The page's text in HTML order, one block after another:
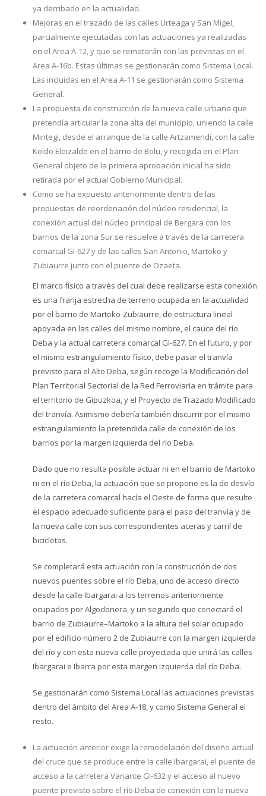
ya derribado en la actualidad.
Mejoras en el trazado de las calles Urteaga y San Migel,
parcialmente ejecutadas con las actuaciones ya realizadas
en el Area A-12, y que se rematarán con las previstas en el
Area A-16b. Estas últimas se gestionarán como Sistema Local.
Las incluidas en el Area A-11 se gestionarán como Sistema
General.
La propuesta de construcción de la nueva calle urbana que
pretendía articular la zona alta del municipio, uniendo la calle
Mintegi, desde el arranque de la calle Artzamendi, con la calle
Koldo Eleizalde en el barrio de Bolu, y recogida en el Plan
General objeto de la primera aprobación inicial ha sido
retirada por el actual Gobierno Municipal.
Como se ha expuesto anteriormente dentro de las
propuestas de reordenación del núcleo residencial, la
conexión actual del núcleo principal de Bergara con los
barrios de la zona Sur se resuelve a través de la carretera
comarcal GI-627 y de las calles San Antonio, Martoko y
Zubiaurre junto con el puente de Ozaeta.
El marco físico a través del cual debe realizarse esta conexión
es una franja estrecha de terreno ocupada en la actualidad
por el barrio de Martoko-Zubiaurre, de estructura lineal
apoyada en las calles del mismo nombre, el cauce del río
Deba y la actual carretera comarcal GI-627. En el futuro, y por
el mismo estrangulamiento físico, debe pasar el tranvía
previsto para el Alto Deba, según recoge la Modificación del
Plan Territorial Sectorial de la Red Ferroviaria en trámite para
el territorio de Gipuzkoa, y el Proyecto de Trazado Modificado
del tranvía. Asimismo debería también discurrir por el mismo
estrangulamiento la pretendida calle de conexión de los
barrios por la margen izquierda del río Deba.
Dado que no resulta posible actuar ni en el barrio de Martoko
ni en el río Deba, la actuación que se propone es la de desvío
de la carretera comarcal hacía el Oeste de forma que resulte
el espacio adecuado suficiente para el paso del tranvía y de
la nueva calle con sus correspondientes aceras y carril de
bicicletas.
Se completará esta actuación con la construcción de dos
nuevos puentes sobre el río Deba, uno de acceso directo
desde la calle Ibargarai a los terrenos anteriormente
ocupados por Algodonera, y un segundo que conectará el
barrio de Zubiaurre–Martoko a la altura del solar ocupado
por el edificio número 2 de Zubiaurre con la margen izquierda
del río y con esta nueva calle proyectada que unirá las calles
Ibargarai e Ibarra por esta margen izquierda del río Deba.
Se gestionarán como Sistema Local las actuaciones previstas
dentro del ámbito del Area A-18, y como Sistema General el
resto.
La actuación anterior exige la remodelación del diseño actual
del cruce que se produce entre la calle Ibargarai, el puente de
acceso a la carretera Variante GI-632 y el acceso al nuevo
puente previsto sobre el río Deba de conexión con la nueva